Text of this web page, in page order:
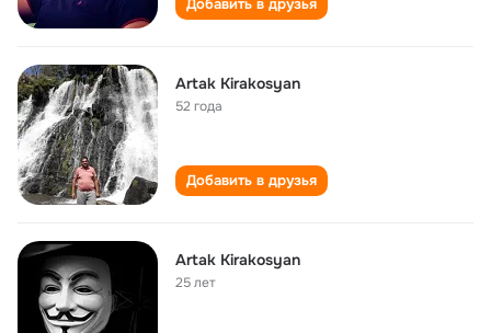
Добавить в друзья
Artak Kirakosyan
52 года
Добавить в друзья
Artak Kirakosyan
25 лет